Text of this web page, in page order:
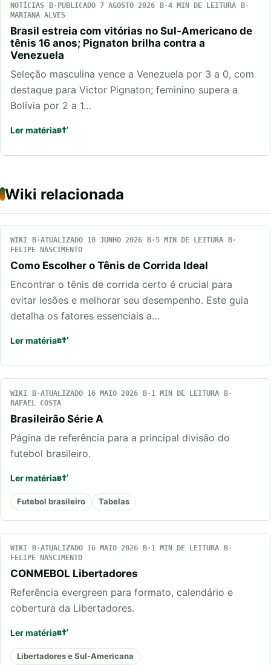
NOTÍCIAS PUBLICADO 7 AGOSTO 2026
4 MIN DE LEITURA
MARIANA ALVES
Brasil estreia com vitórias no Sul-Americano de
tênis 16 anos; Pignaton brilha contra a
Venezuela
Seleção masculina vence a Venezuela por 3 a 0, com
destaque para Victor Pignaton; feminino supera a
Bolívia por 2 a 1…
Ler matéria
Wiki relacionada
WIKI ATUALIZADO 10 JUNHO 2026
5 MIN DE LEITURA
FELIPE NASCIMENTO
Como Escolher o Tênis de Corrida Ideal
Encontrar o tênis de corrida certo é crucial para
evitar lesões e melhorar seu desempenho. Este guia
detalha os fatores essenciais a…
Ler matéria
WIKI ATUALIZADO 16 MAIO 2026
1 MIN DE LEITURA
RAFAEL COSTA
Brasileirão Série A
Página de referência para a principal divisão do
futebol brasileiro.
Ler matéria
Futebol brasileiro Tabelas
WIKI ATUALIZADO 16 MAIO 2026
1 MIN DE LEITURA
FELIPE NASCIMENTO
CONMEBOL Libertadores
Referência evergreen para formato, calendário e
cobertura da Libertadores.
Ler matéria
Libertadores e Sul-Americana